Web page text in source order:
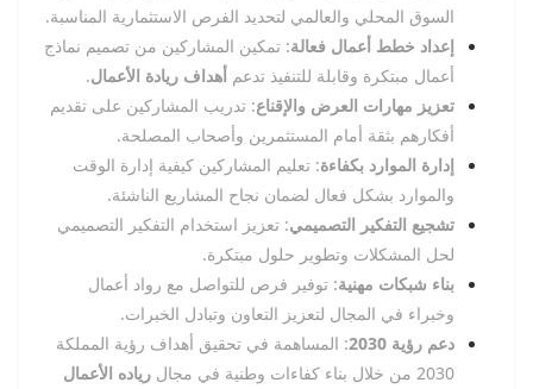
السوق المحلي والعالمي لتحديد الفرص الاستثمارية المناسبة.
إعداد خطط أعمال فعالة: تمكين المشاركين من تصميم نماذج
أعمال مبتكرة وقابلة للتنفيذ تدعم أهداف ريادة الأعمال.
تعزيز مهارات العرض والإقناع: تدريب المشاركين على تقديم
أفكارهم بثقة أمام المستثمرين وأصحاب المصلحة.
إدارة الموارد بكفاءة: تعليم المشاركين كيفية إدارة الوقت
والموارد بشكل فعال لضمان نجاح المشاريع الناشئة.
تشجيع التفكير التصميمي: تعزيز استخدام التفكير التصميمي
لحل المشكلات وتطوير حلول مبتكرة.
بناء شبكات مهنية: توفير فرص للتواصل مع رواد أعمال
وخبراء في المجال لتعزيز التعاون وتبادل الخبرات.
دعم رؤية 2030
: المساهمة في تحقيق أهداف رؤية المملكة
2030 من خلال بناء كفاءات وطنية في مجال
رياده الأعمال